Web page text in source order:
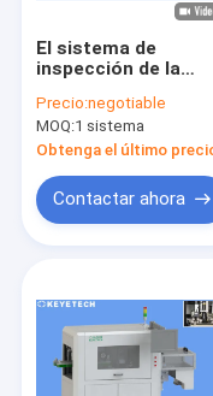
El sistema de
inspección de la
de ojo deserta el
detector para el
envase de plástico
Precio:negotiable
MOQ:1 sistema
Obtenga el último
Contactar ahora